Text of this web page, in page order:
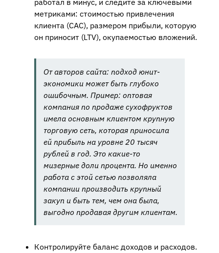
работал в минус, и следите за ключевыми
метриками: стоимостью привлечения
клиента (CAC), размером прибыли, которую
он приносит (LTV), окупаемостью вложений.
От авторов сайта: подход юнит-
экономики может быть глубоко
ошибочным. Пример: оптовая
компания по продаже сухофруктов
имела основным клиентом крупную
торговую сеть, которая приносила
ей прибыль на уровне 20 тысяч
рублей в год. Это какие-то
мизерные доли процента. Но именно
работа с этой сетью позволяла
компании производить крупный
закуп и быть тем, чем она была,
выгодно продавая другим клиентам.
Контролируйте баланс доходов и расходов.